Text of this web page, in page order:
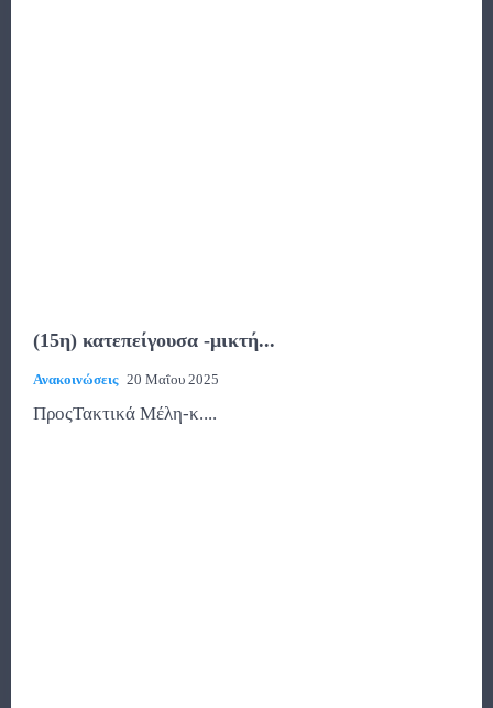
(15η) κατεπείγουσα -μικτή...
Ανακοινώσεις 20 Μαΐου 2025
ΠροςΤακτικά Μέλη-κ....